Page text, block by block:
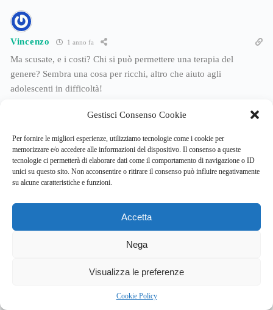
Gestisci Consenso Cookie
Per fornire le migliori esperienze, utilizziamo tecnologie come i cookie per
memorizzare e/o accedere alle informazioni del dispositivo. Il consenso a queste
tecnologie ci permetterà di elaborare dati come il comportamento di navigazione o ID
unici su questo sito. Non acconsentire o ritirare il consenso può influire negativamente
su alcune caratteristiche e funzioni.
Accetta
Nega
Visualizza le preferenze
Cookie Policy
Vincenzo 1 anno fa
Ma scusate, e i costi? Chi si può permettere una terapia del
genere? Sembra una cosa per ricchi, altro che aiuto agli
adolescenti in difficoltà!
Anna 1 anno fa
Io penso che l’idea sia geniale. L’ambiente marino, la
davvero fare la differenza. Poi, l’articolo spiega bene come
l’equipaggio e i terapeuti lavorano insieme, non è che li buttano